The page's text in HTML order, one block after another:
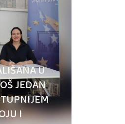
U
JEDAN
I